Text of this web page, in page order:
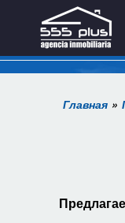
Главная